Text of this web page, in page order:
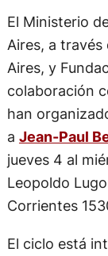
El Ministerio
Aires, a través
Aires, y
colaboración
han
a Jean-Paul
jueves 4 al
Leopoldo
Corrientes
El ciclo está